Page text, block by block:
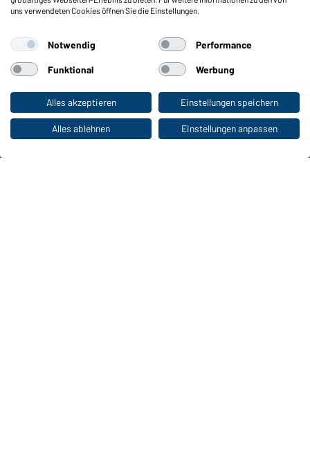
Zum Privatkunden-Shop
Pflegehinweise
Farben
WORKWEAR COLLECTION
Die ideale Wahl für Professionals: Kollektionen
entdecken!
uns verwendeten Cookies öffnen Sie die Einstellungen.
Notwendig Performance
Funktional Werbung
Alles akzeptieren Einstellungen speichern
Alles ablehnen Einstellungen anpassen